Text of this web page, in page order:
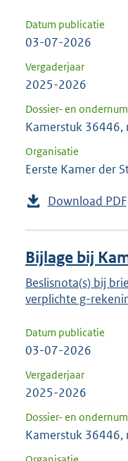
Datum publicatie
03-07-2026
Vergaderjaar
2025-2026
Dossier- en
Kamerstuk 36446,
Organisatie
Eerste Kamer der
Download PDF
Bijlage bij
Beslisnota(s) bij
verplichte g-
Datum publicatie
03-07-2026
Vergaderjaar
2025-2026
Dossier- en
Kamerstuk 36446,